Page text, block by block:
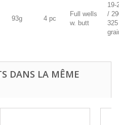
93g 4 pc
Full wells
w. butt
19-
/
325
DANS LA MÊME